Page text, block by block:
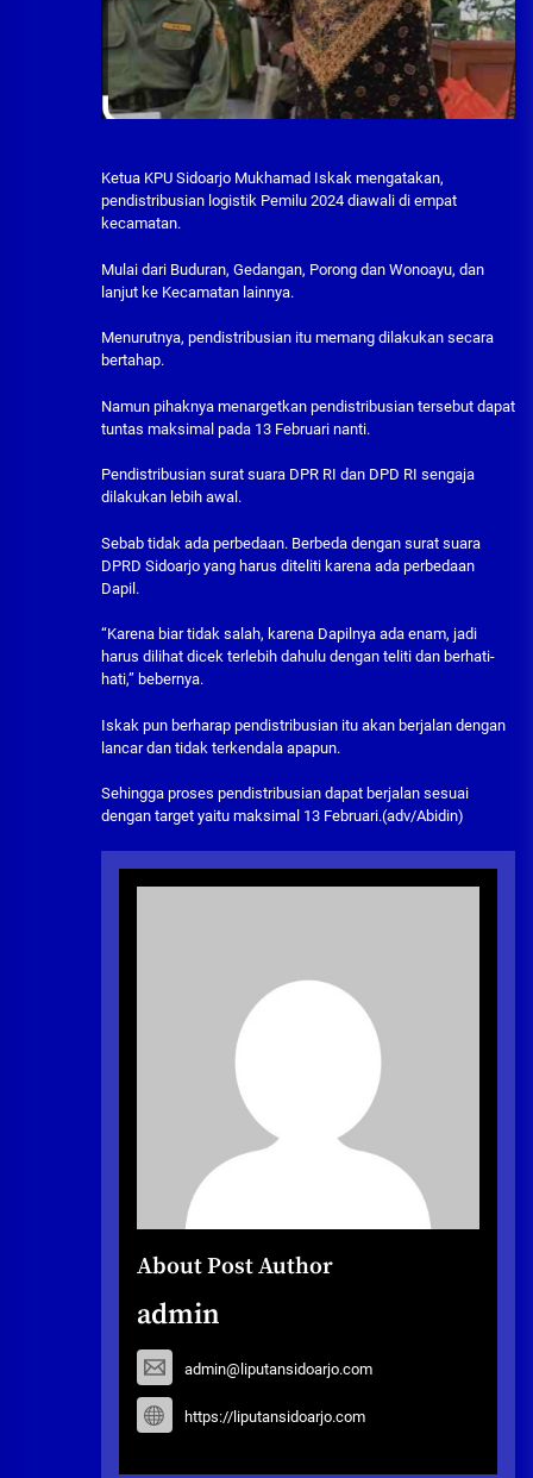
Ketua KPU Sidoarjo Mukhamad Iskak mengatakan,
pendistribusian logistik Pemilu 2024 diawali di empat
kecamatan.
Mulai dari Buduran, Gedangan, Porong dan Wonoayu, dan
lanjut ke Kecamatan lainnya.
Menurutnya, pendistribusian itu memang dilakukan secara
bertahap.
Namun pihaknya menargetkan pendistribusian tersebut dapat
tuntas maksimal pada 13 Februari nanti.
Pendistribusian surat suara DPR RI dan DPD RI sengaja
dilakukan lebih awal.
Sebab tidak ada perbedaan. Berbeda dengan surat suara
DPRD Sidoarjo yang harus diteliti karena ada perbedaan
Dapil.
“Karena biar tidak salah, karena Dapilnya ada enam, jadi
harus dilihat dicek terlebih dahulu dengan teliti dan berhati-
hati,” bebernya.
Iskak pun berharap pendistribusian itu akan berjalan dengan
lancar dan tidak terkendala apapun.
Sehingga proses pendistribusian dapat berjalan sesuai
dengan target yaitu maksimal 13 Februari.(adv/Abidin)
About Post Author
admin
admin@liputansidoarjo.com
https://liputansidoarjo.com